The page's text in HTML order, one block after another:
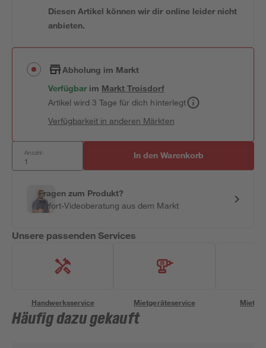
Diesen Artikel können wir dir online leider nicht
anbieten.
Abholung im Markt
Verfügbar im MarktTroisdorf
Artikel wird 3 Tage für dich hinterlegt
Verfügbarkeit in anderen Märkten
Anzahl: In den Warenkorb
Fragen zum Produkt?
Sofort-Videoberatung aus dem Markt
Unsere passenden Services
Handwerksservice Mietgeräteservice
Häufig dazu gekauft